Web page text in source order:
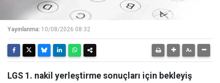
Yayınlanma: 10/08/2026 08:32
LGS 1. nakil yerleştirme sonuçları için bekleyiş